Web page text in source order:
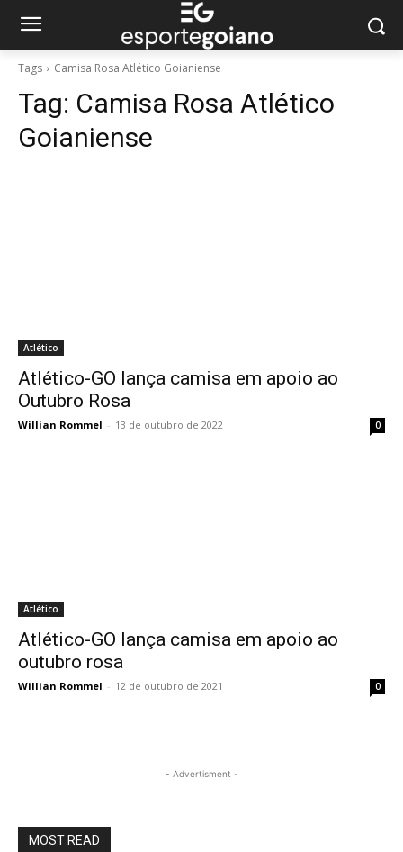
Tags Camisa Rosa Atlético Goianiense
Tag: Camisa Rosa Atlético
Goianiense
Atlético
Atlético-GO lança camisa em apoio ao
Outubro Rosa
Willian Rommel - 13 de outubro de 2022 0
Atlético
Atlético-GO lança camisa em apoio ao
outubro rosa
Willian Rommel - 12 de outubro de 2021 0
- Advertisment -
MOST READ